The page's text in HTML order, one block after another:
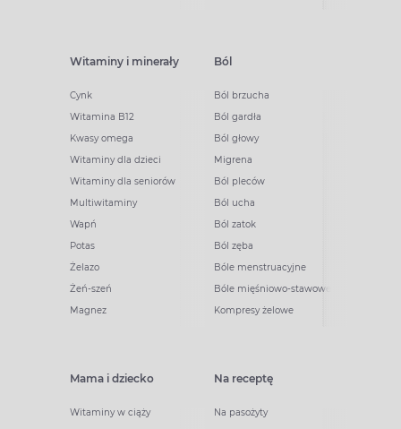
Witaminy i minerały
Cynk
Witamina B12
Kwasy omega
Witaminy dla dzieci
Witaminy dla seniorów
Multiwitaminy
Wapń
Potas
Żelazo
Żeń-szeń
Magnez
Ból
Ból brzucha
Ból gardła
Ból głowy
Migrena
Ból pleców
Ból ucha
Ból zatok
Ból zęba
Bóle menstruacyjne
Bóle mięśniowo-stawowe
Kompresy żelowe
Mama i dziecko
Witaminy w ciąży
Na receptę
Na pasożyty